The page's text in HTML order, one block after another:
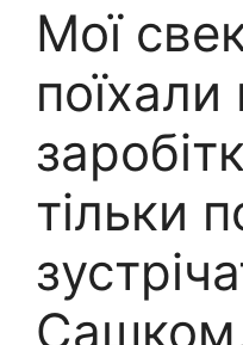
Мої
поїхали
тільки